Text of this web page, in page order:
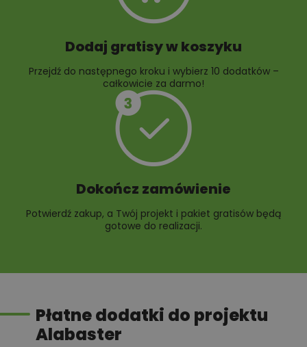
Dodaj gratisy w koszyku
Przejdź do następnego kroku i wybierz 10 dodatków –
całkowicie za darmo!
Dokończ zamówienie
Potwierdź zakup, a Twój projekt i pakiet gratisów będą
gotowe do realizacji.
Płatne dodatki do projektu
Alabaster